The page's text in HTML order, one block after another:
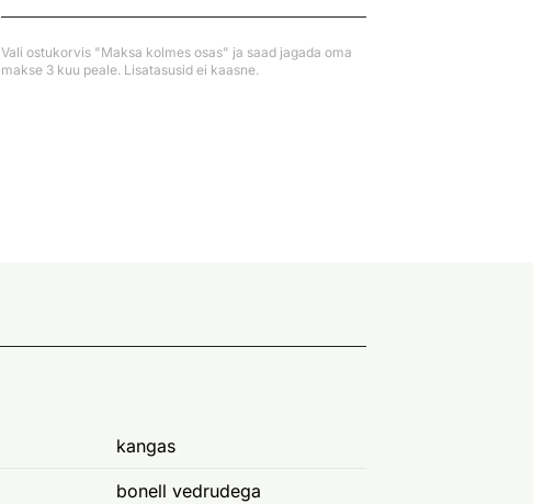
Vali ostukorvis "Maksa kolmes osas" ja saad jagada oma
makse 3 kuu peale. Lisatasusid ei kaasne.
kangas
bonell vedrudega